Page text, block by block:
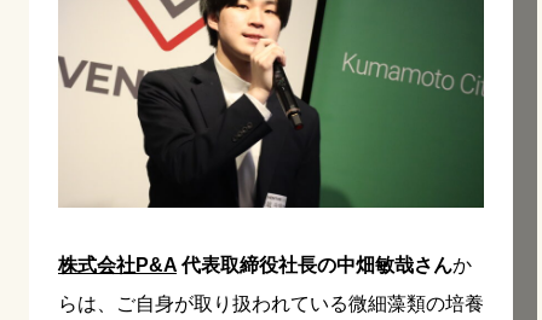
株式会社P&A代表取締役社長の中畑敏哉さんか
らは、ご自身が取り扱われている微細藻類の培養